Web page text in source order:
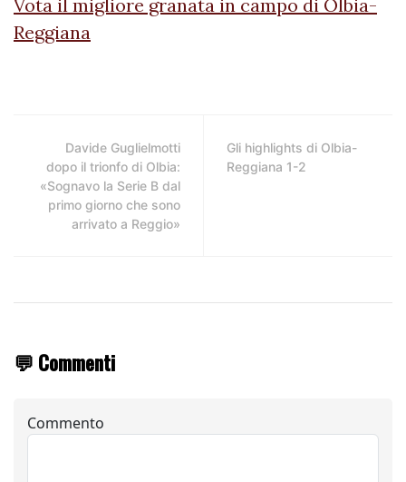
Vota il migliore granata in campo di Olbia-
Reggiana
Davide Guglielmotti
dopo il trionfo di Olbia:
«Sognavo la Serie B dal
primo giorno che sono
arrivato a Reggio»
Gli highlights di Olbia-
Reggiana 1-2
💬 Commenti